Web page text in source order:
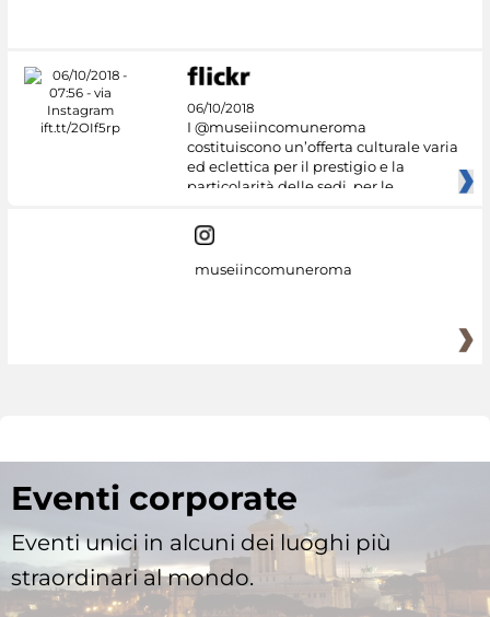
06/10/2018
I @museiincomuneroma
costituiscono un’offerta culturale varia
ed eclettica per il prestigio e la
particolarità delle sedi, per le
museiincomuneroma
Eventi corporate
Eventi unici in alcuni dei luoghi più
straordinari al mondo.